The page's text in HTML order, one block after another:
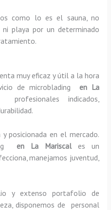
como lo es el sauna, no
playa por un determinado
muy eficaz y útil a la hora
de microblading en La
profesionales indicados,
posicionada en el mercado.
en La Mariscal es un
manejamos juventud,
y extenso portafolio de
disponemos de personal